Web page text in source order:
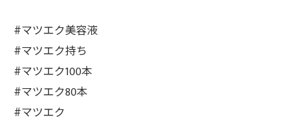
#マツエク美容液
#マツエク持ち
#マツエク100本
#マツエク80本
#マツエク